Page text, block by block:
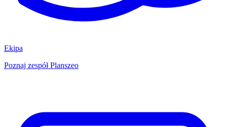
Ekipa
Poznaj zespół Planszeo